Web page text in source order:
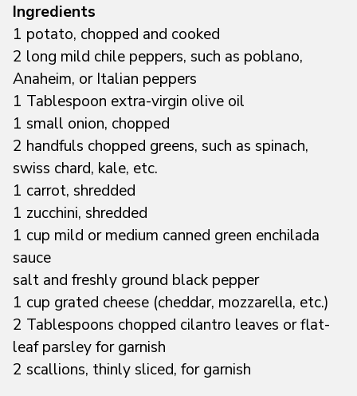
Ingredients
1 potato, chopped and cooked
2 long mild chile peppers, such as poblano,
Anaheim, or Italian peppers
1 Tablespoon extra-virgin olive oil
1 small onion, chopped
2 handfuls chopped greens, such as spinach,
swiss chard, kale, etc.
1 carrot, shredded
1 zucchini, shredded
1 cup mild or medium canned green enchilada
sauce
salt and freshly ground black pepper
1 cup grated cheese (cheddar, mozzarella, etc.)
2 Tablespoons chopped cilantro leaves or flat-
leaf parsley for garnish
2 scallions, thinly sliced, for garnish